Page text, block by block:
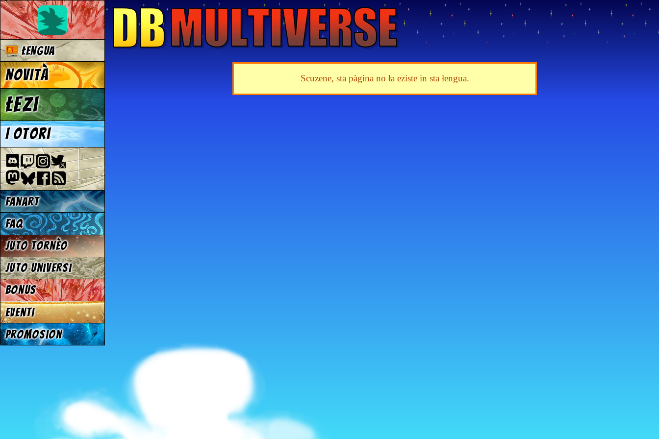
Scuzene, sta pàgina no ła eziste in sta łengua.
Łengua
Novità
Łezi
I otori
Fanart
FAQ
Juto tornèo
Juto universi
Bonus
Eventi
Promosion